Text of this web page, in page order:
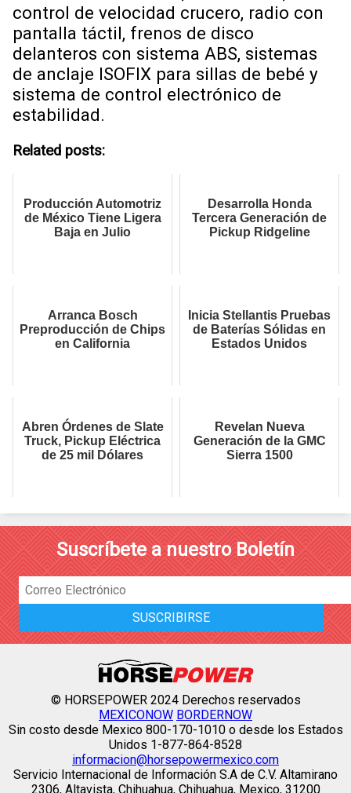
control de velocidad crucero, radio con
pantalla táctil, frenos de disco
delanteros con sistema ABS, sistemas
de anclaje ISOFIX para sillas de bebé y
sistema de control electrónico de
estabilidad.
Related posts:
Producción Automotriz
de México Tiene Ligera
Baja en Julio
Desarrolla Honda
Tercera Generación de
Pickup Ridgeline
Arranca Bosch
Preproducción de Chips
en California
Inicia Stellantis Pruebas
de Baterías Sólidas en
Estados Unidos
Abren Órdenes de Slate
Truck, Pickup Eléctrica
de 25 mil Dólares
Revelan Nueva
Generación de la GMC
Sierra 1500
Suscríbete a nuestro Boletín
© HORSEPOWER 2024 Derechos reservados
MEXICONOW BORDERNOW
Sin costo desde Mexico 800-170-1010 o desde los Estados
Unidos 1-877-864-8528
informacion@horsepowermexico.com
Servicio Internacional de Información S.A de C.V. Altamirano
2306, Altavista, Chihuahua, Chihuahua, Mexico, 31200